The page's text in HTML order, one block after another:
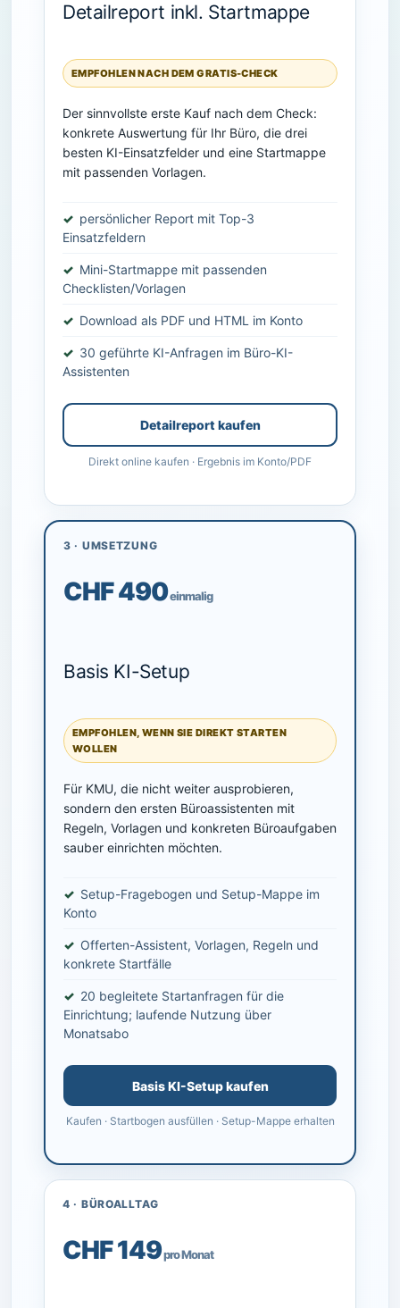
Detailreport inkl. Startmappe
EMPFOHLEN NACH DEM GRATIS-CHECK
Der sinnvollste erste Kauf nach dem Check:
konkrete Auswertung für Ihr Büro, die drei
besten KI-Einsatzfelder und eine Startmappe
mit passenden Vorlagen.
persönlicher Report mit Top-3
Einsatzfeldern
Mini-Startmappe mit passenden
Checklisten/Vorlagen
Download als PDF und HTML im Konto
30 geführte KI-Anfragen im Büro-KI-
Assistenten
Detailreport kaufen
Direkt online kaufen · Ergebnis im Konto/PDF
3 · UMSETZUNG
CHF 490einmalig
Basis KI-Setup
EMPFOHLEN, WENN SIE DIREKT STARTEN
WOLLEN
Für KMU, die nicht weiter ausprobieren,
sondern den ersten Büroassistenten mit
Regeln, Vorlagen und konkreten Büroaufgaben
sauber einrichten möchten.
Setup-Fragebogen und Setup-Mappe im
Konto
Offerten-Assistent, Vorlagen, Regeln und
konkrete Startfälle
20 begleitete Startanfragen für die
Einrichtung; laufende Nutzung über
Monatsabo
Basis KI-Setup kaufen
Kaufen · Startbogen ausfüllen · Setup-Mappe erhalten
4 · BÜROALLTAG
CHF 149pro Monat